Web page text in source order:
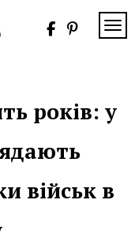
років: у
військ в